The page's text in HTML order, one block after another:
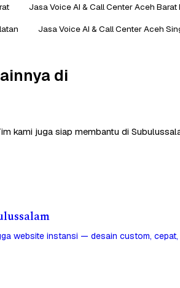
Jasa Voice AI & Call Center Aceh Barat
Jasa Voice AI & Call Center Aceh
di
kami juga siap membantu di
website instansi — desain custom, cepat,